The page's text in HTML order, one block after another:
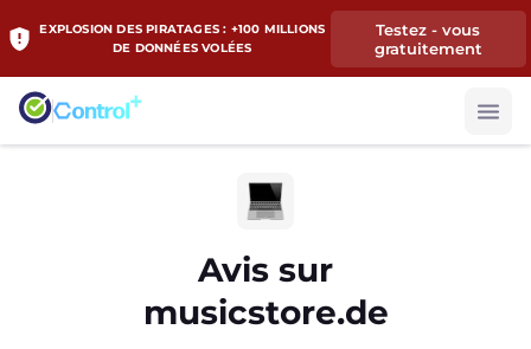
EXPLOSION DES PIRATAGES : +100 MILLIONS
DE DONNÉES VOLÉES
Testez - vous
gratuitement
Avis sur
musicstore.de